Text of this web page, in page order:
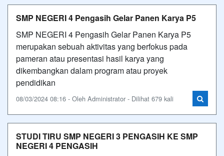
SMP NEGERI 4 Pengasih Gelar Panen Karya P5
SMP NEGERI 4 Pengasih Gelar Panen Karya P5
merupakan sebuah aktivitas yang berfokus pada
pameran atau presentasi hasil karya yang
dikembangkan dalam program atau proyek
pendidikan
08/03/2024 08:16 - Oleh Administrator - Dilihat 679 kali
STUDI TIRU SMP NEGERI 3 PENGASIH KE SMP
NEGERI 4 PENGASIH